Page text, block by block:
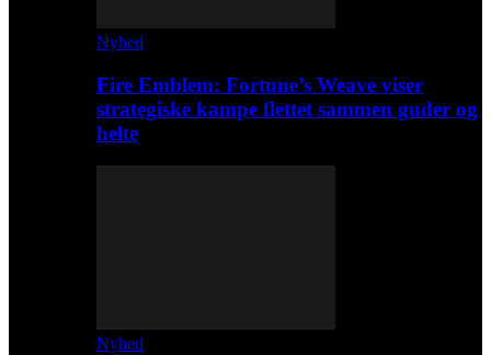
Nyhed
Fire Emblem: Fortune’s Weave viser
strategiske kampe flettet sammen guder og
helte
Nyhed